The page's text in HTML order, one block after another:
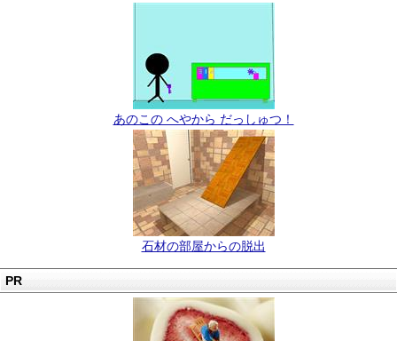
あのこの へやから だっしゅつ！
石材の部屋からの脱出
PR